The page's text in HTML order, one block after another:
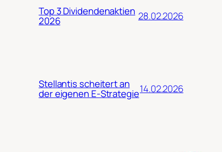
Top 3 Dividendenaktien
2026 28.02.2026
Stellantis scheitert an
der eigenen E-Strategie14.02.2026